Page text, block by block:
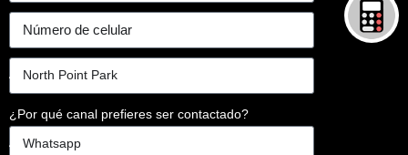
¿Por qué canal prefieres ser contactado?